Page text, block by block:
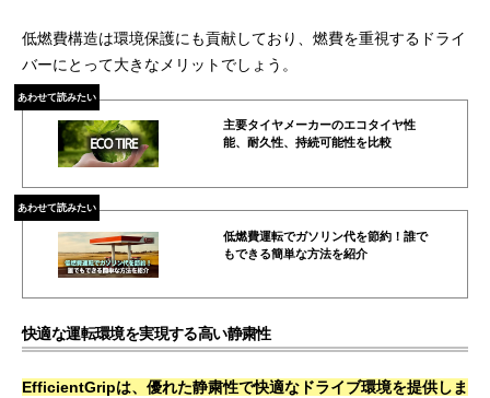
低燃費構造は環境保護にも貢献しており、燃費を重視するドライ
バーにとって大きなメリットでしょう。
あわせて読みたい
主要タイヤメーカーのエコタイヤ性
能、耐久性、持続可能性を比較
あわせて読みたい
低燃費運転でガソリン代を節約！誰で
もできる簡単な方法を紹介
快適な運転環境を実現する高い静粛性
EfficientGripは、優れた静粛性で快適なドライブ環境を提供しま